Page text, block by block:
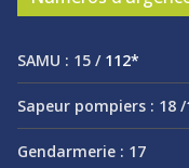
SAMU : 15 / 112*
Sapeur pompiers : 18 /
Gendarmerie : 17